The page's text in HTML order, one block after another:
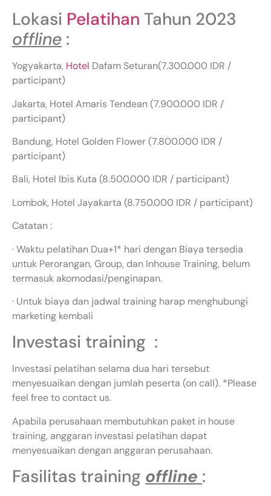
Lokasi Pelatihan Tahun 2023
offline :
Yogyakarta, Hotel Dafam Seturan(7.300.000 IDR /
participant)
Jakarta, Hotel Amaris Tendean (7.900.000 IDR /
participant)
Bandung, Hotel Golden Flower (7.800.000 IDR /
participant)
Bali, Hotel Ibis Kuta (8.500.000 IDR / participant)
Lombok, Hotel Jayakarta (8.750.000 IDR / participant)
Catatan :
· Waktu pelatihan Dua+1* hari dengan Biaya tersedia
untuk Perorangan, Group, dan Inhouse Training, belum
termasuk akomodasi/penginapan.
· Untuk biaya dan jadwal training harap menghubungi
marketing kembali
Investasi training :
Investasi pelatihan selama dua hari tersebut
menyesuaikan dengan jumlah peserta (on call). *Please
feel free to contact us.
Apabila perusahaan membutuhkan paket in house
training, anggaran investasi pelatihan dapat
menyesuaikan dengan anggaran perusahaan.
Fasilitas training offline :